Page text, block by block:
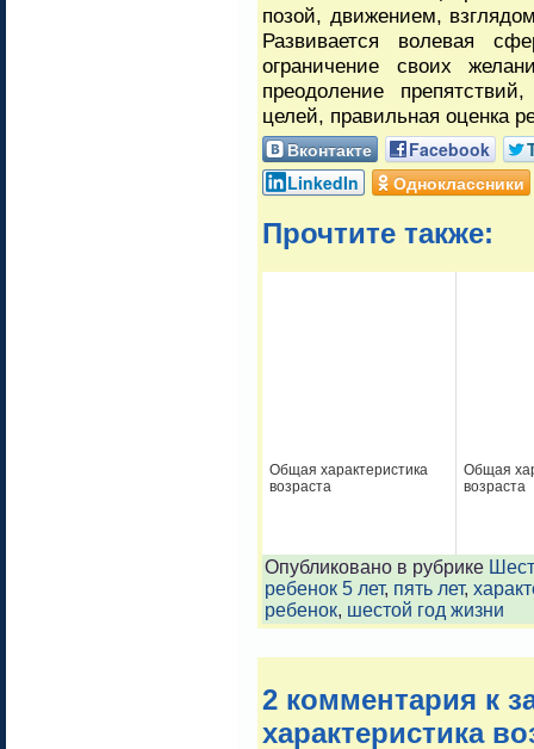
позой, движением,
Развивается волевая
ограничение своих
преодоление
целей, правильная оценка
Вконтакте
Facebook
LinkedIn
Одноклассники
Прочтите также:
Общая характеристика
возраста
Общая
возраста
Опубликовано в рубрике
ребенок 5 лет, пять лет,
ребенок, шестой год жизни
2 комментария к
характеристика